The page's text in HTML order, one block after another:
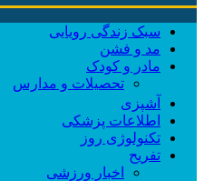
سبک زندگی رویایی
مد و فشن
مادر و کودک
تحصیلات و مدارس
آشپزی
اطلاعات پزشکی
تکنولوژی روز
تفریح
اخبار ورزشی